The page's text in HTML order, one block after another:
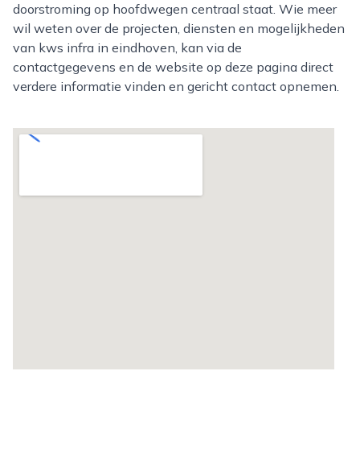
doorstroming op hoofdwegen centraal staat. Wie meer
wil weten over de projecten, diensten en mogelijkheden
van kws infra in eindhoven, kan via de
contactgegevens en de website op deze pagina direct
verdere informatie vinden en gericht contact opnemen.